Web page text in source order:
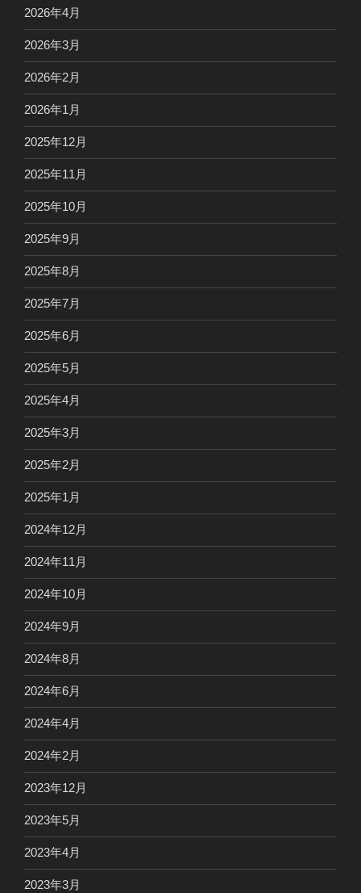
2026年4月
2026年3月
2026年2月
2026年1月
2025年12月
2025年11月
2025年10月
2025年9月
2025年8月
2025年7月
2025年6月
2025年5月
2025年4月
2025年3月
2025年2月
2025年1月
2024年12月
2024年11月
2024年10月
2024年9月
2024年8月
2024年6月
2024年4月
2024年2月
2023年12月
2023年5月
2023年4月
2023年3月